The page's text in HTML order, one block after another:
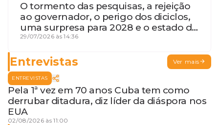
O tormento das pesquisas, a rejeição
ao governador, o perigo dos diciclos,
uma surpresa para 2028 e o estado de
terceira guerra mundial
29/07/2026 às 14:36
Entrevistas Ver mais
ENTREVISTAS
Pela 1ª vez em 70 anos Cuba tem como
derrubar ditadura, diz líder da diáspora nos
EUA
02/08/2026 às 11:00